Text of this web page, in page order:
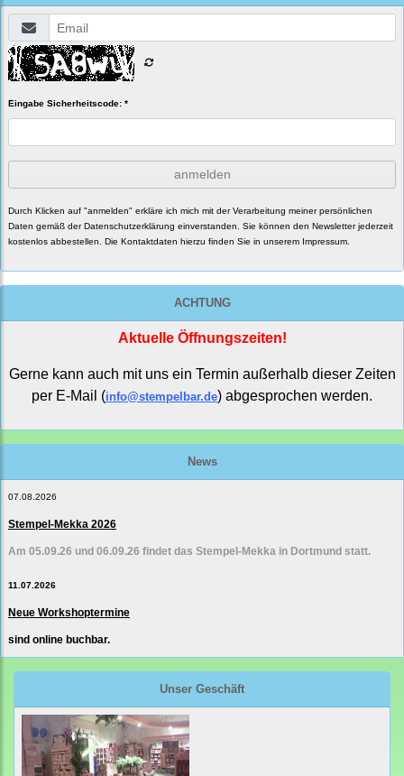
Eingabe Sicherheitscode: *
anmelden
Durch Klicken auf "anmelden" erkläre ich mich mit der Verarbeitung meiner persönlichen
Daten gemäß der Datenschutzerklärung einverstanden. Sie können den Newsletter jederzeit
kostenlos abbestellen. Die Kontaktdaten hierzu finden Sie in unserem Impressum.
ACHTUNG
Aktuelle Öffnungszeiten!
Gerne kann auch mit uns ein Termin außerhalb dieser Zeiten
per E-Mail (info@stempelbar.de) abgesprochen werden.
News
07.08.2026
Stempel-Mekka 2026
Am 05.09.26 und 06.09.26 findet das Stempel-Mekka in Dortmund statt.
11.07.2026
Neue Workshoptermine
sind online buchbar.
Unser Geschäft